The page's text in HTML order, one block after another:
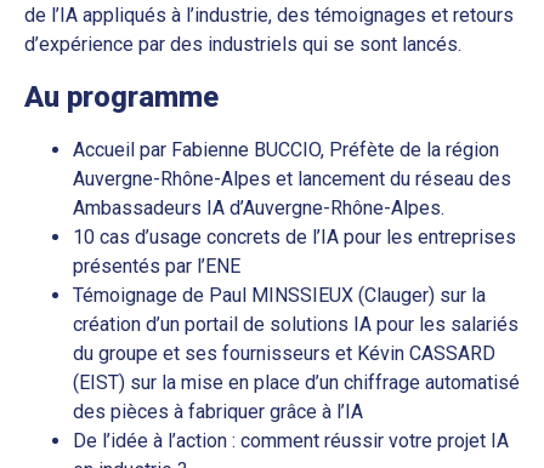
de l’IA appliqués à l’industrie, des témoignages et retours
d’expérience par des industriels qui se sont lancés.
Au programme
Accueil par Fabienne BUCCIO, Préfète de la région
Auvergne-Rhône-Alpes et lancement du réseau des
Ambassadeurs IA d’Auvergne-Rhône-Alpes.
10 cas d’usage concrets de l’IA pour les entreprises
présentés par l’ENE
Témoignage de Paul MINSSIEUX (Clauger) sur la
création d’un portail de solutions IA pour les salariés
du groupe et ses fournisseurs et Kévin CASSARD
(EIST) sur la mise en place d’un chiffrage automatisé
des pièces à fabriquer grâce à l’IA
De l’idée à l’action : comment réussir votre projet IA